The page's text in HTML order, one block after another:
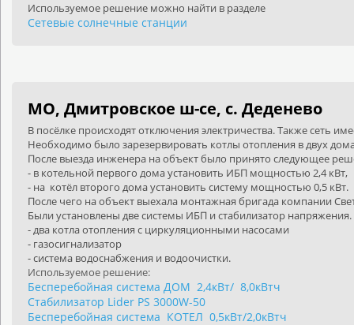
Используемое решение можно найти в разделе
Сетевые солнечные станции
МО, Дмитровское ш-се, с. Деденево
В посёлке происходят отключения электричества. Также сеть
Необходимо было зарезервировать котлы отопления в двух
После выезда инженера на объект было принято следующее
- в котельной первого дома установить ИБП мощностью 2,4 кВт,
- на котёл второго дома установить систему мощностью 0,5 кВт.
После чего на объект выехала монтажная бригада компании
Были установлены две системы ИБП и стабилизатор
- два котла отопления с циркуляционными насосами
- газосигнализатор
- система водоснабжения и водоочистки.
Используемое решение:
Бесперебойная система ДОМ 2,4кВт/ 8,0кВтч
Стабилизатор Lider PS 3000W-50
Бесперебойная система КОТЕЛ 0,5кВт/2,0кВтч